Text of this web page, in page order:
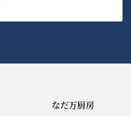
なだ万厨房